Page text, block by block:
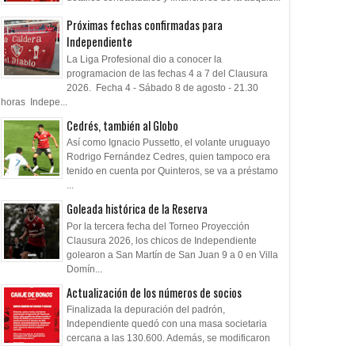
Próximas fechas confirmadas para
Independiente
La Liga Profesional dio a conocer la
programacion de las fechas 4 a 7 del Clausura
2026. Fecha 4 - Sábado 8 de agosto - 21.30
horas Indepe...
Cedrés, también al Globo
Así como Ignacio Pussetto, el volante uruguayo
Rodrigo Fernández Cedres, quien tampoco era
tenido en cuenta por Quinteros, se va a préstamo
...
Goleada histórica de la Reserva
Por la tercera fecha del Torneo Proyección
Clausura 2026, los chicos de Independiente
golearon a San Martín de San Juan 9 a 0 en Villa
Domín...
Actualización de los números de socios
Finalizada la depuración del padrón,
Independiente quedó con una masa societaria
cercana a las 130.600. Además, se modificaron